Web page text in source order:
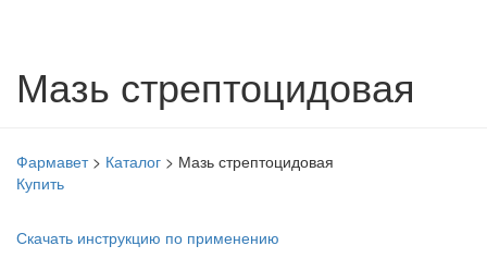
Мазь стрептоцидовая
Фармавет> Каталог > Мазь стрептоцидовая
Купить
Скачать инструкцию по применению